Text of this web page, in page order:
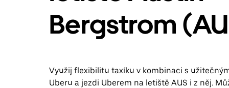
Bergstrom
Využij flexibilitu taxíku v kombinaci s
Uberu a jezdi Uberem na letiště AUS i z něj.